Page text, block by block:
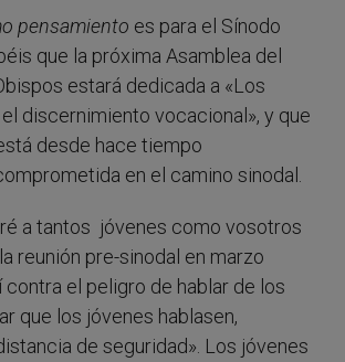
pensamiento es para el Sínodo
que la próxima Asamblea del
estará dedicada a «Los
discernimiento vocacional», y que
desde hace tiempo
en el camino sinodal.
a tantos jóvenes como vosotros
reunión pre-sinodal en marzo
contra el peligro de hablar de los
que los jóvenes hablasen,
de seguridad». Los jóvenes